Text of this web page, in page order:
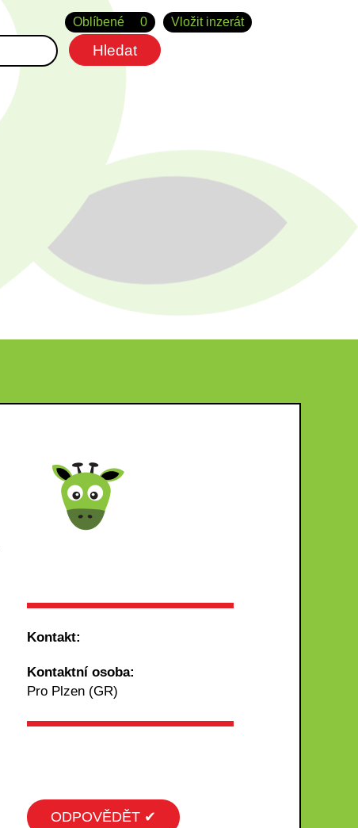
Vložit inzerát
Oblíbené 0
Kontakt:
Kontaktní osoba:
Pro Plzen (GR)
ODPOVĚDĚT ✔